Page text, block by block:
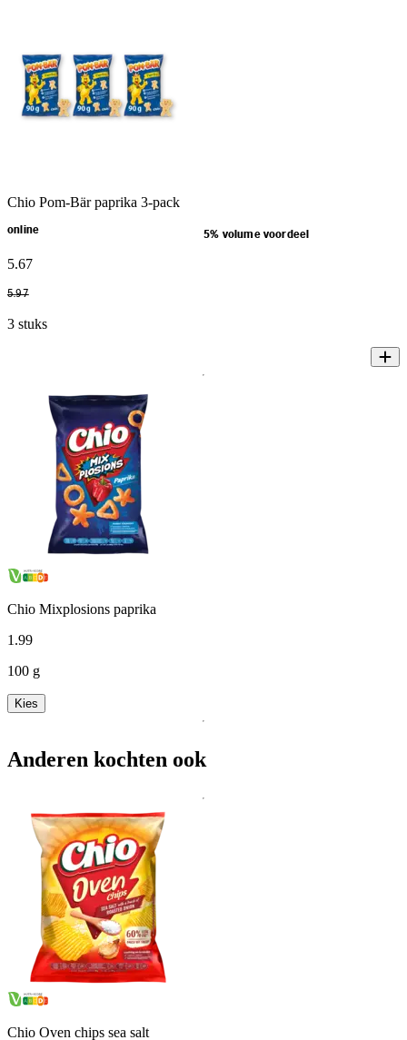
Chio Pom-Bär paprika 3-pack
online 5% volume voordeel
5.67
5.97
3 stuks
Chio Mixplosions paprika
1 .99
100 g
Kies
Anderen kochten ook
Chio Oven chips sea salt